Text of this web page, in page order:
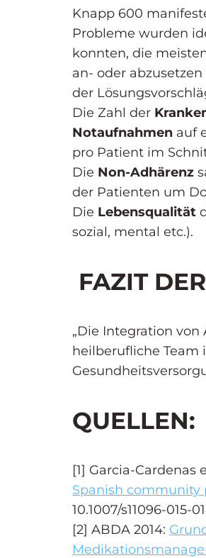
Knapp 600
Probleme wurden
konnten, die
an- oder abzusetzen
der
Die Zahl der
Notaufnahmen auf
pro Patient im
Die Non-Adhärenz
der Patienten um
Die Lebensqualität
sozial, mental etc.).
FAZIT
„Die Integration
heilberufliche Team
QUELLEN:
[1] Garcia-Cardenas
Spanish community
10.1007/s11096-015-
[2] ABDA 2014: